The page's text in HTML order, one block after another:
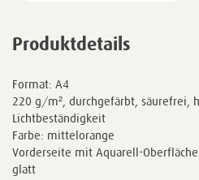
Produktdetails
Format: A4
220 g/m², durchgefärbt, säurefrei,
Lichtbeständigkeit
Farbe: mittelorange
Vorderseite mit Aquarell-
glatt